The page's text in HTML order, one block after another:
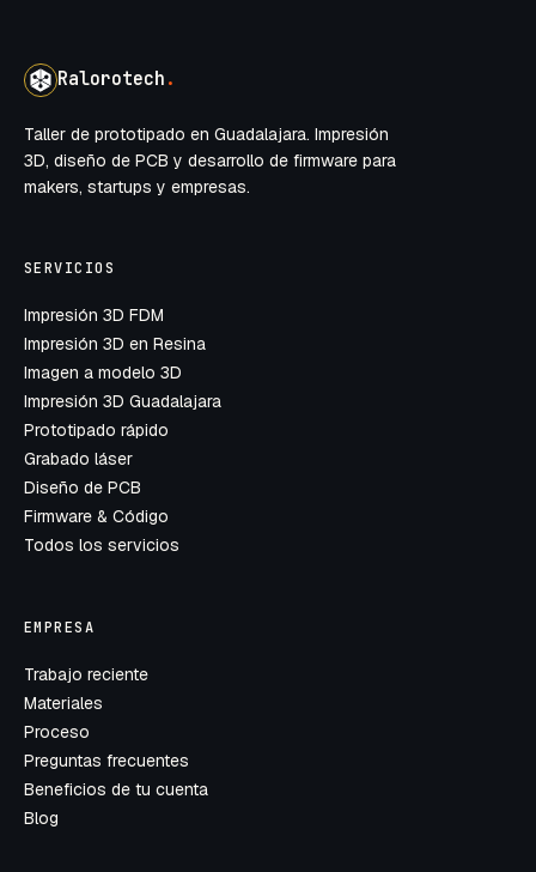
Ralorotech .
Taller de prototipado en Guadalajara. Impresión
3D, diseño de PCB y desarrollo de firmware para
makers, startups y empresas.
SERVICIOS
Impresión 3D FDM
Impresión 3D en Resina
Imagen a modelo 3D
Impresión 3D Guadalajara
Prototipado rápido
Grabado láser
Diseño de PCB
Firmware & Código
Todos los servicios
EMPRESA
Trabajo reciente
Materiales
Proceso
Preguntas frecuentes
Beneficios de tu cuenta
Blog